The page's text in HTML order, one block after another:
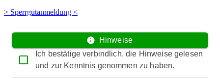
> Sperrgutanmeldung <